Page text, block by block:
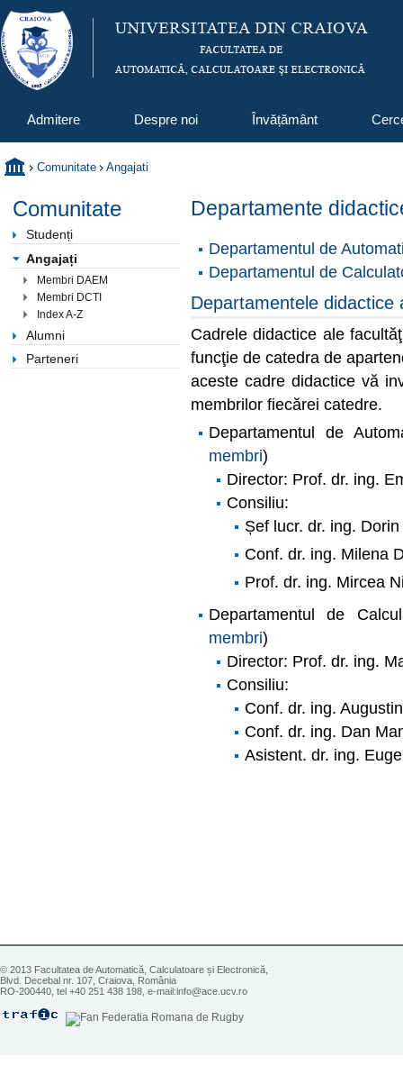
Admitere Despre noi Învățământ
Comunitate Angajati
Comunitate
Studenți
Angajați
Membri DAEM
Membri DCTI
Index A-Z
Alumni
Parteneri
Departamente
Departamentul de
Departamentul de
Departamentele didactice
Cadrele didactice ale
funcţie de catedra de
aceste cadre didactice vă
membrilor fiecărei catedre.
Departamentul de
membri)
Director: Prof. dr. ing.
Consiliu:
Șef lucr. dr. ing.
Conf. dr. ing. Milena
Prof. dr. ing. Mircea
Departamentul de
membri)
Director: Prof. dr. ing.
Consiliu:
Conf. dr. ing.
Conf. dr. ing. Dan
Asistent. dr. ing.
© 2013 Facultatea de Automatică, Calculatoare și Electronică,
Blvd. Decebal nr. 107, Craiova, România
RO-200440, tel +40 251 438 198, e-mail:info@ace.ucv.ro